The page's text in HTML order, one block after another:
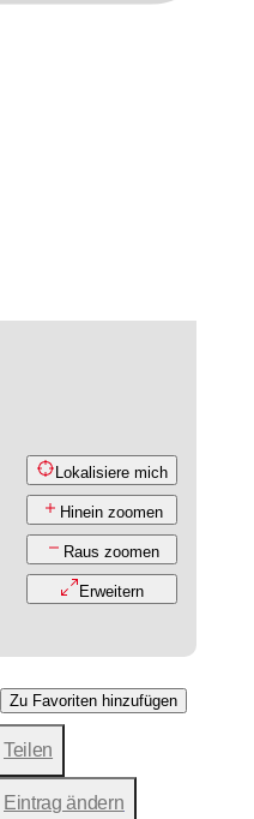
Lokalisiere mich
Hinein zoomen
Raus zoomen
Erweitern
Zu Favoriten hinzufügen
Teilen
Eintrag ändern